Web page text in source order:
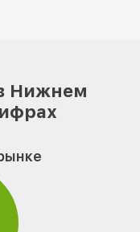
Нижнем